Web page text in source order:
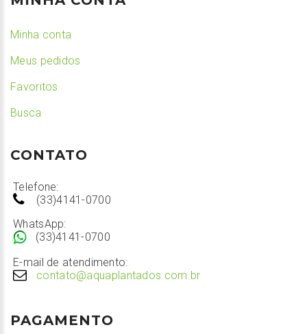
Minha conta
Meus pedidos
Favoritos
Busca
CONTATO
Telefone:
(33)4141-0700
WhatsApp:
(33)4141-0700
E-mail de atendimento:
contato@aquaplantados.com.br
PAGAMENTO